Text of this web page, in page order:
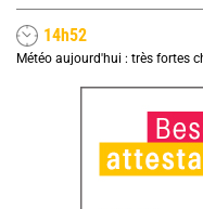
14h52